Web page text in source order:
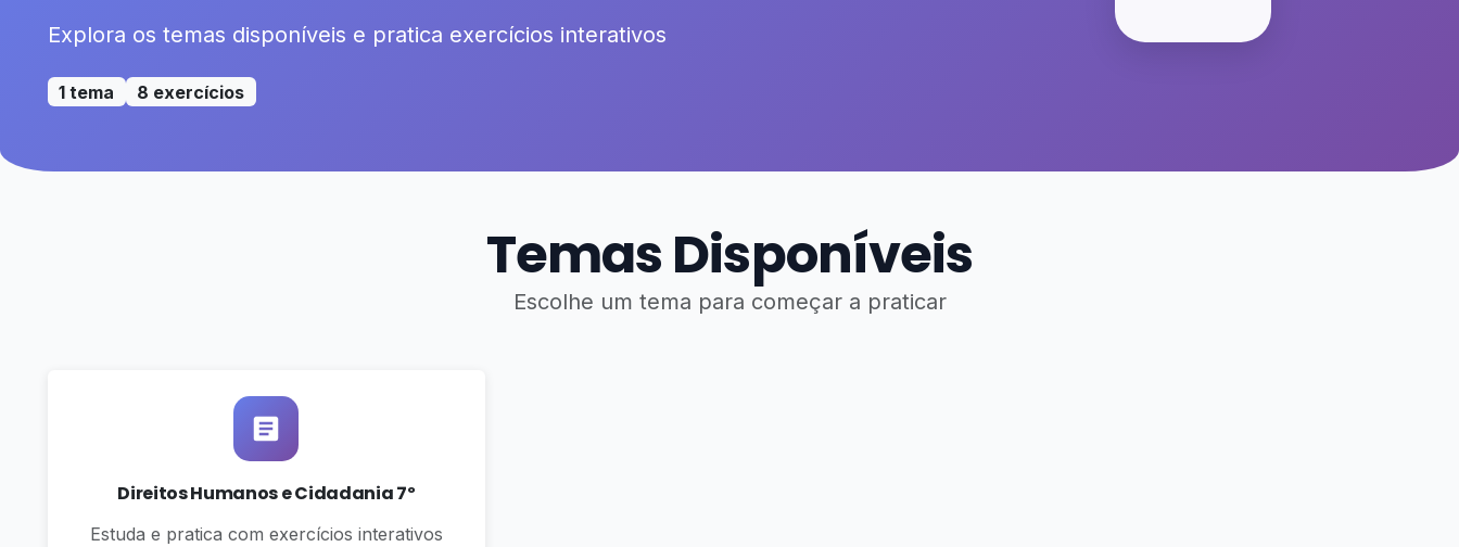
Explora os temas disponíveis e pratica exercícios interativos
1 tema 8 exercícios
Temas Disponíveis
Escolhe um tema para começar a praticar
Direitos Humanos e Cidadania 7º
Estuda e pratica com exercícios interativos